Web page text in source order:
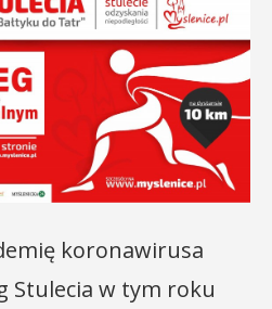
koronawirusa
Stulecia w tym roku